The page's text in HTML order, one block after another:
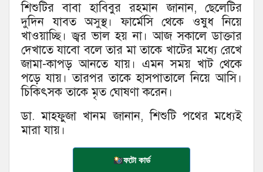
শিশুটির বাবা হাবিবুর রহমান জানান, ছেলেটির
দুদিন যাবত অসুস্থ। ফার্মেসি থেকে ওষুধ নিয়ে
খাওয়াচ্ছি। জ্বর ভাল হয় না। আজ সকালে ডাক্তার
দেখাতে যাবো বলে তার মা তাকে খাটের মধ্যে রেখে
জামা-কাপড় আনতে যায়। এমন সময় খাট থেকে
পড়ে যায়। তারপর তাকে হাসপাতালে নিয়ে আসি।
চিকিৎসক তাকে মৃত ঘোষণা করেন।
ডা. মাহফুজা খানম জানান, শিশুটি পথের মধ্যেই
মারা যায়।
ফটো কার্ড